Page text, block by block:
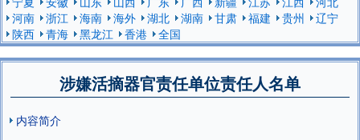
河南
浙江 海南 海外 湖北 湖南 甘肃 福建 贵州
辽宁
陕西
青海 黑龙江 香港 全国
涉嫌活摘器官责任单位责任人名单
内容简介